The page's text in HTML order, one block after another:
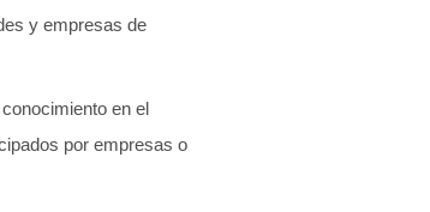
y empresas de
en el
por empresas o